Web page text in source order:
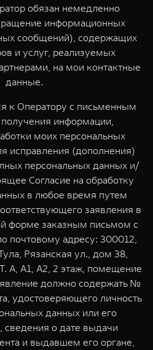
обязан немедленно
информационных
сообщений), содержащих
и услуг, реализуемых
на мои контактные
данные.
к Оператору с письменным
информации,
моих персональных
исправления (дополнения)
персональных данных и/
Согласие на обработку
в любое время путем
заявления в
форме заказным письмом с
почтовому адресу: 300012,
Рязанская ул., дом 38,
А, А1, А2, 2 этаж, помещение
должно содержать №
удостоверяющего личность
данных или его
сведения о дате выдачи
и выдавшем его органе,